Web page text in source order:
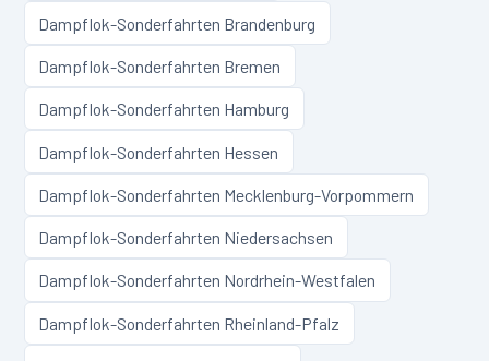
Dampflok-Sonderfahrten Brandenburg
Dampflok-Sonderfahrten Bremen
Dampflok-Sonderfahrten Hamburg
Dampflok-Sonderfahrten Hessen
Dampflok-Sonderfahrten Mecklenburg-Vorpommern
Dampflok-Sonderfahrten Niedersachsen
Dampflok-Sonderfahrten Nordrhein-Westfalen
Dampflok-Sonderfahrten Rheinland-Pfalz